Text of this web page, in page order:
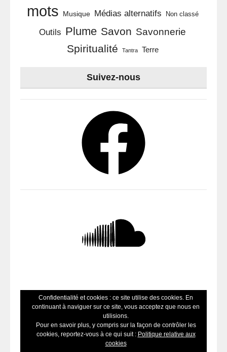
mots
Musique Médias alternatifs Non classé
Outils Plume Savon Savonnerie
Spiritualité Tantra Terre
Suivez-nous
Confidentialité et cookies : ce site utilise des cookies. En
continuant à naviguer sur ce site, vous acceptez que nous en
utilisions.
Pour en savoir plus, y compris sur la façon de contrôler les
cookies, reportez-vous à ce qui suit : Politique relative aux
cookies